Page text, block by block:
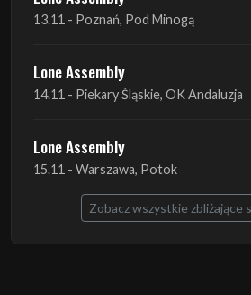
14.11 - Piekary Śląskie, OK Andaluzja
Lone Assembly
15.11 - Warszawa, Potok